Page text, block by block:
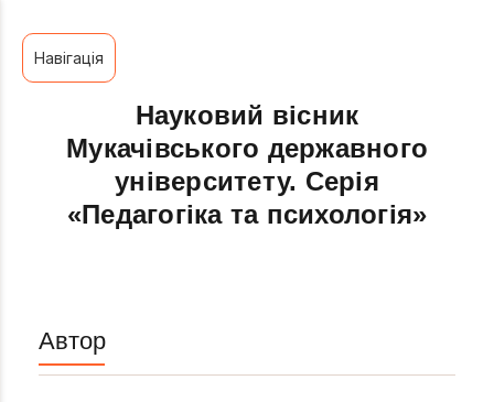
Навігація
Науковий вісник
Мукачівського державного
університету. Серія
«Педагогіка та психологія»
Автор